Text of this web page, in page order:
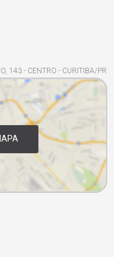
143 - CENTRO - CURITIBA/PR